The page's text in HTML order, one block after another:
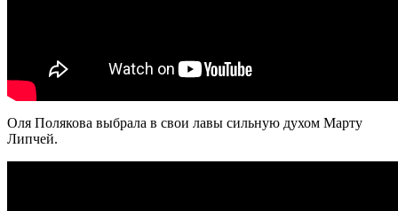
Оля Полякова выбрала в свои лавы сильную духом Марту
Липчей.